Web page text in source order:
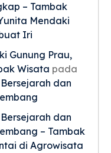
– Tambak
Mendaki
Iri
Gunung Prau,
Wisata pada
dan
dan
– Tambak
di Agrowisata